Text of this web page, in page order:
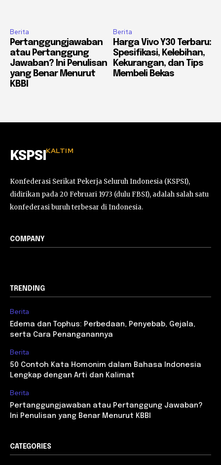
Berita
Pertanggungjawaban
atau Pertanggung
Jawaban? Ini Penulisan
yang Benar Menurut
KBBI
Berita
Harga Vivo Y30 Terbaru:
Spesifikasi, Kelebihan,
Kekurangan, dan Tips
Membeli Bekas
KSPSI KALTIM
Konfederasi Serikat Pekerja Seluruh Indonesia (KSPSI),
didirikan pada 20 Februari 1973 (dulu FBSI), adalah salah satu
konfederasi buruh terbesar di Indonesia.
COMPANY
TRENDING
Berita
Edema dan Tophus: Perbedaan, Penyebab, Gejala,
serta Cara Penanganannya
Berita
50 Contoh Kata Homonim dalam Bahasa Indonesia
Lengkap dengan Arti dan Kalimat
Berita
Pertanggungjawaban atau Pertanggung Jawaban?
Ini Penulisan yang Benar Menurut KBBI
CATEGORIES